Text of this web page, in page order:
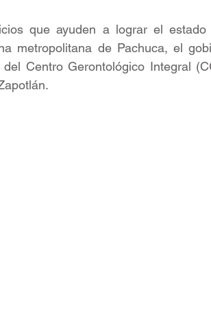
que ayuden a lograr el
metropolitana de Pachuca, el
Centro Gerontológico Integral